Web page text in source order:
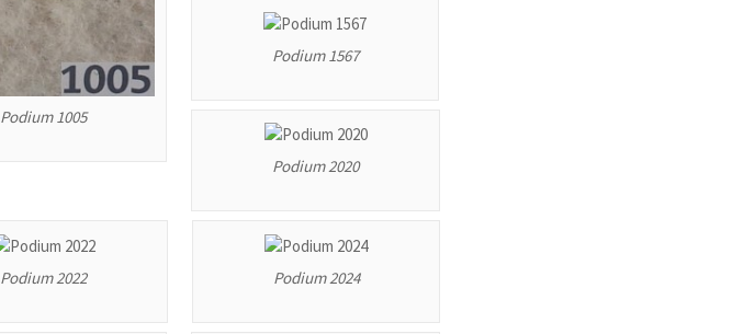
Podium 1005
Podium 1567
Podium 2020
Podium 2022 Podium 2024